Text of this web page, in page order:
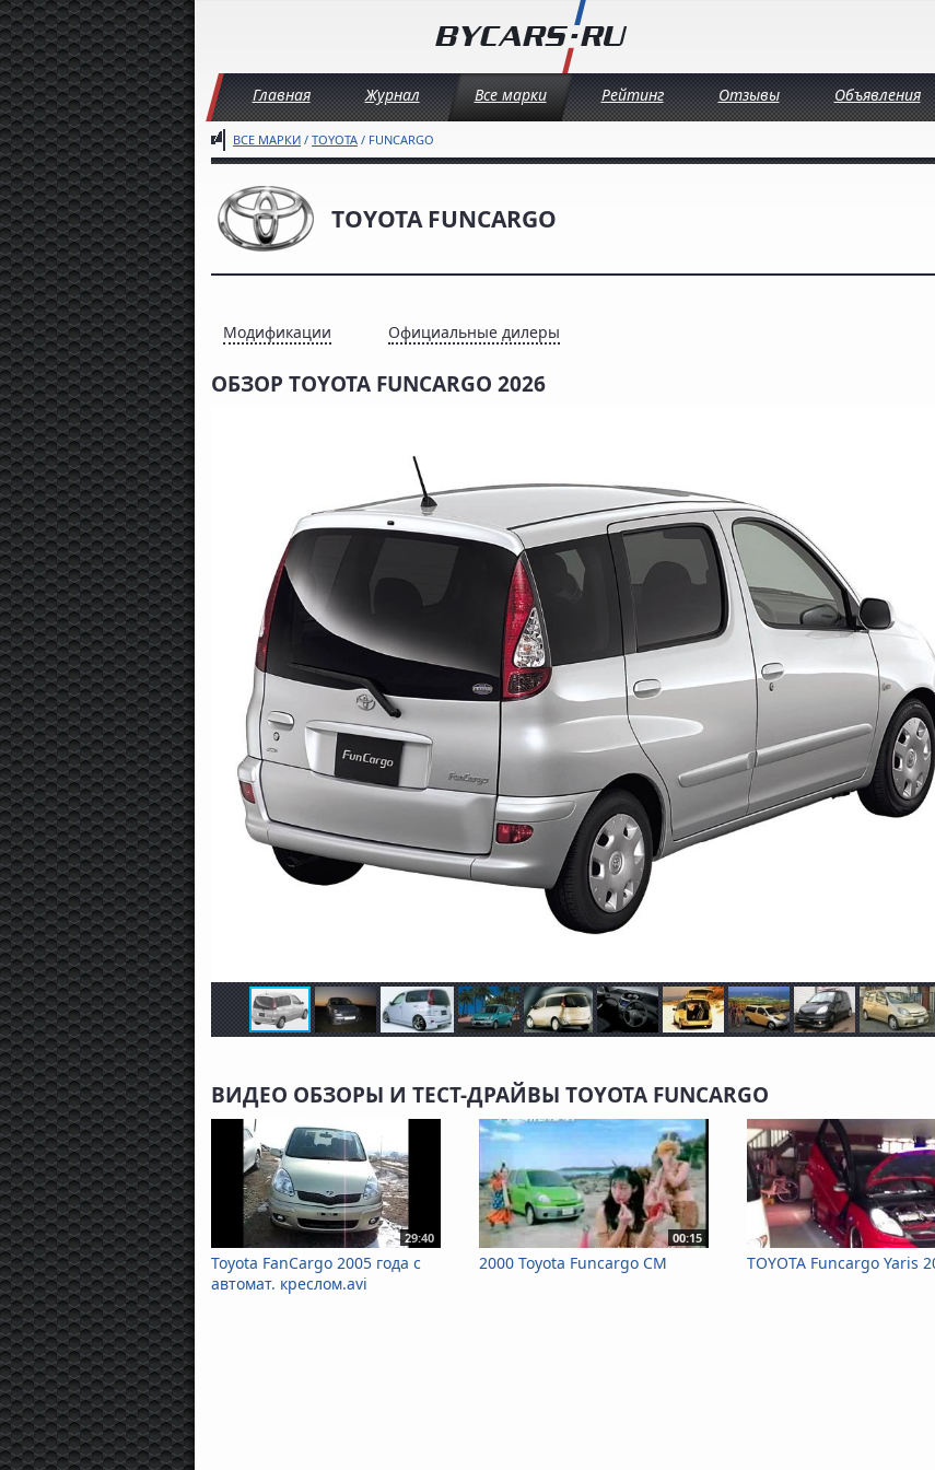
Главная Журнал Все марки Рейтинг Отзывы Объявления
ВСЕ МАРКИ / TOYOTA / FUNCARGO
TOYOTA FUNCARGO
Модификации Официальные дилеры
ОБЗОР TOYOTA FUNCARGO 2026
ВИДЕО ОБЗОРЫ И ТЕСТ-ДРАЙВЫ TOYOTA FUNCARGO
29:40
Toyota FanCargo 2005 года с
автомат. креслом.avi
00:15
2000 Toyota Funcargo CM TOYOTA Funcargo Yaris